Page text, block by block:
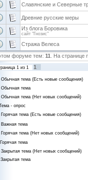
Славянские и Северные
Древние русские меры
Из блога Боровика
сайт "Гнозис"
Стража Велеса
форуме тем: 11 . На странице
1 из 1 1
Обычная тема (Есть новые сообщения)
Обычная тема
Обычная тема (Нет новых сообщений)
- опрос
Горячая тема (Есть новые сообщения)
Важная тема
Горячая тема (Нет новых сообщений)
Горячая тема
Закрытая тема (Нет новых сообщений)
Закрытая тема